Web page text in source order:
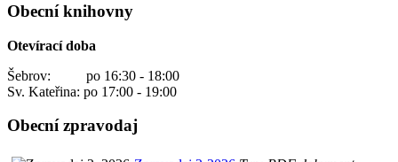
Obecní knihovny
Otevírací doba
Šebrov: po 16:30 - 18:00
Sv. Kateřina: po 17:00 - 19:00
Obecní zpravodaj